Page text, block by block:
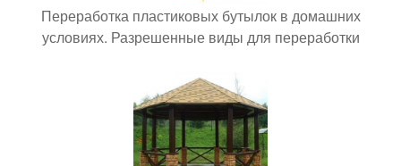
Переработка пластиковых бутылок в домашних
условиях. Разрешенные виды для переработки